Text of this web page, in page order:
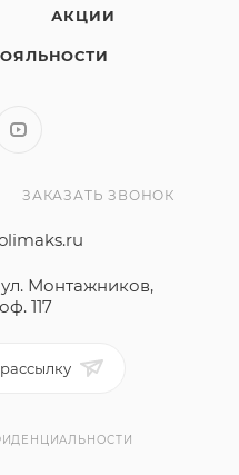
АКЦИИ
ЗАКАЗАТЬ ЗВОНОК
ул. Монтажников,
117